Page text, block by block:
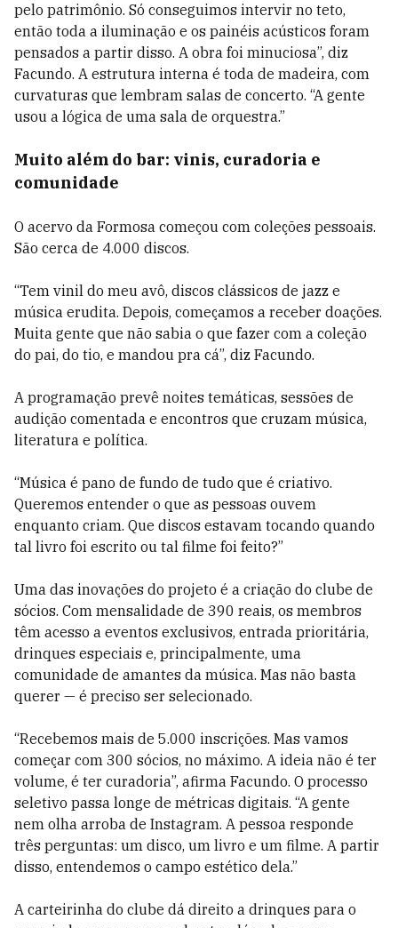
pelo patrimônio. Só conseguimos intervir no teto,
então toda a iluminação e os painéis acústicos foram
pensados a partir disso. A obra foi minuciosa”, diz
Facundo. A estrutura interna é toda de madeira, com
curvaturas que lembram salas de concerto. “A gente
usou a lógica de uma sala de orquestra.”
Muito além do bar: vinis, curadoria e
comunidade
O acervo da Formosa começou com coleções pessoais.
São cerca de 4.000 discos.
“Tem vinil do meu avô, discos clássicos de jazz e
música erudita. Depois, começamos a receber doações.
Muita gente que não sabia o que fazer com a coleção
do pai, do tio, e mandou pra cá”, diz Facundo.
A programação prevê noites temáticas, sessões de
audição comentada e encontros que cruzam música,
literatura e política.
“Música é pano de fundo de tudo que é criativo.
Queremos entender o que as pessoas ouvem
enquanto criam. Que discos estavam tocando quando
tal livro foi escrito ou tal filme foi feito?”
Uma das inovações do projeto é a criação do clube de
sócios. Com mensalidade de 390 reais, os membros
têm acesso a eventos exclusivos, entrada prioritária,
drinques especiais e, principalmente, uma
comunidade de amantes da música. Mas não basta
querer — é preciso ser selecionado.
“Recebemos mais de 5.000 inscrições. Mas vamos
começar com 300 sócios, no máximo. A ideia não é ter
volume, é ter curadoria”, afirma Facundo. O processo
seletivo passa longe de métricas digitais. “A gente
nem olha arroba de Instagram. A pessoa responde
três perguntas: um disco, um livro e um filme. A partir
disso, entendemos o campo estético dela.”
A carteirinha do clube dá direito a drinques para o